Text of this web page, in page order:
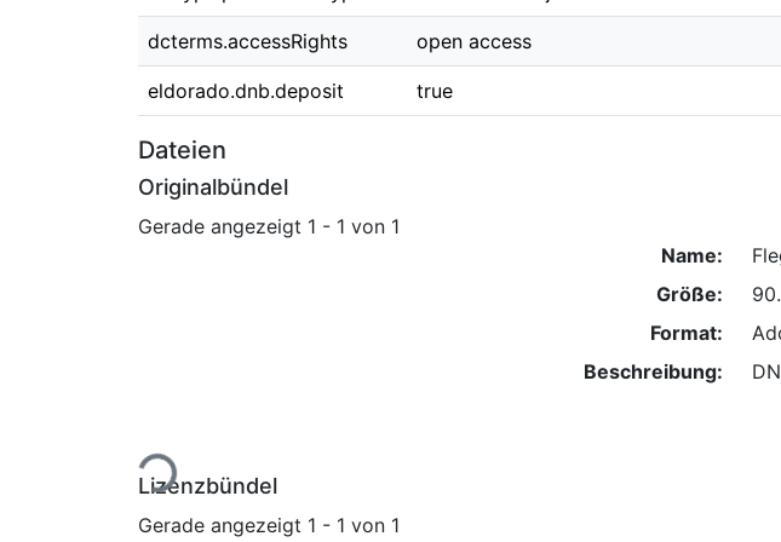
dcterms.accessRights open access
eldorado.dnb.deposit true
Dateien
Originalbündel
Gerade angezeigt 1 - 1 von 1
Lade...
Name:
Größe:
Format:
Beschreibung:
Lizenzbündel
Gerade angezeigt 1 - 1 von 1